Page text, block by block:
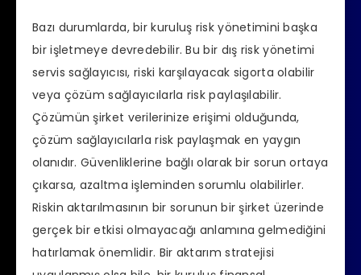
Bazı durumlarda, bir kuruluş risk yönetimini başka
bir işletmeye devredebilir. Bu bir dış risk yönetimi
servis sağlayıcısı, riski karşılayacak sigorta olabilir
veya çözüm sağlayıcılarla risk paylaşılabilir.
Çözümün şirket verilerinize erişimi olduğunda,
çözüm sağlayıcılarla risk paylaşmak en yaygın
olanıdır. Güvenliklerine bağlı olarak bir sorun ortaya
çıkarsa, azaltma işleminden sorumlu olabilirler.
Riskin aktarılmasının bir sorunun bir şirket üzerinde
gerçek bir etkisi olmayacağı anlamına gelmediğini
hatırlamak önemlidir. Bir aktarım stratejisi